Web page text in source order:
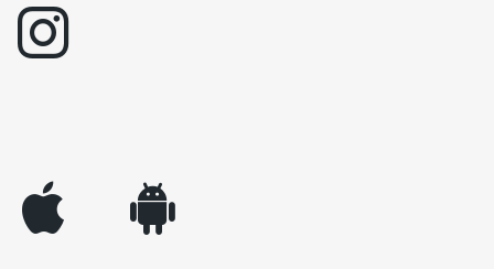
instagram
appleinc android